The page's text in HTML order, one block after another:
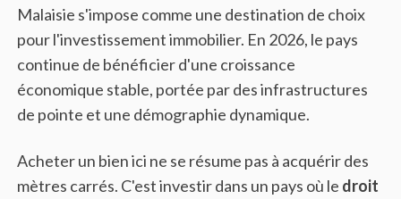
Malaisie s'impose comme une destination de choix
pour l'investissement immobilier. En 2026, le pays
continue de bénéficier d'une croissance
économique stable, portée par des infrastructures
de pointe et une démographie dynamique.
Acheter un bien ici ne se résume pas à acquérir des
mètres carrés. C'est investir dans un pays où le droit